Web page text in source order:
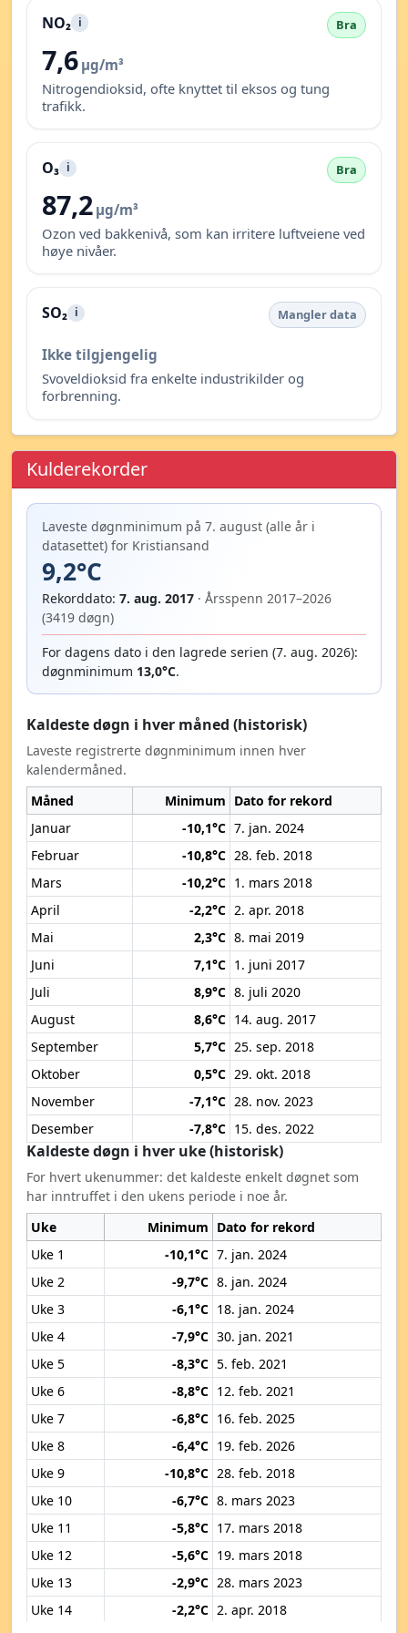
NO₂ i Bra
7,6 µg/m³
Nitrogendioksid, ofte knyttet til eksos og tung
trafikk.
O₃ i Bra
87,2 µg/m³
Ozon ved bakkenivå, som kan irritere luftveiene ved
høye nivåer.
SO₂ i Mangler data
Ikke tilgjengelig
Svoveldioksid fra enkelte industrikilder og
forbrenning.
Kulderekorder
Laveste døgnminimum på 7. august (alle år i
datasettet) for Kristiansand
9,2°C
Rekorddato: 7. aug. 2017 · Årsspenn 2017–2026
(3419 døgn)
For dagens dato i den lagrede serien (7. aug. 2026):
døgnminimum 13,0°C.
Kaldeste døgn i hver måned (historisk)
Laveste registrerte døgnminimum innen hver
kalendermåned.
Måned
Minimum Dato for rekord
Januar
-10,1°C 7. jan. 2024
Februar
-10,8°C 28. feb. 2018
Mars
-10,2°C 1. mars 2018
April
-2,2°C 2. apr. 2018
Mai
2,3°C 8. mai 2019
Juni
7,1°C 1. juni 2017
Juli
8,9°C 8. juli 2020
August
8,6°C 14. aug. 2017
September
5,7°C 25. sep. 2018
Oktober
0,5°C 29. okt. 2018
November
-7,1°C 28. nov. 2023
Desember
-7,8°C 15. des. 2022
Kaldeste døgn i hver uke (historisk)
For hvert ukenummer: det kaldeste enkelt døgnet som
har inntruffet i den ukens periode i noe år.
Uke
Minimum Dato for rekord
Uke 1
-10,1°C 7. jan. 2024
Uke 2
-9,7°C 8. jan. 2024
Uke 3
-6,1°C 18. jan. 2024
Uke 4
-7,9°C 30. jan. 2021
Uke 5
-8,3°C 5. feb. 2021
Uke 6
-8,8°C 12. feb. 2021
Uke 7
-6,8°C 16. feb. 2025
Uke 8
-6,4°C 19. feb. 2026
Uke 9
-10,8°C 28. feb. 2018
Uke 10
-6,7°C 8. mars 2023
Uke 11
-5,8°C 17. mars 2018
Uke 12
-5,6°C 19. mars 2018
Uke 13
-2,9°C 28. mars 2023
Uke 14
-2,2°C 2. apr. 2018